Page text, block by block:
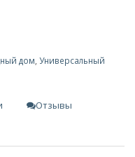
дом Универсальный
Отзывы